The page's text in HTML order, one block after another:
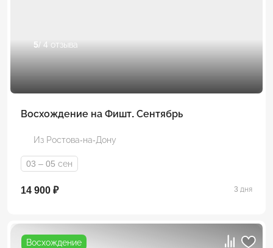
5/ 4 отзыва
Восхождение на Фишт. Сентябрь
Из Ростова-на-Дону
03 – 05 сен
14 900 ₽ 3 дня
Восхождение